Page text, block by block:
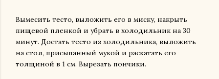
Вымесить тесто, выложить его в миску, накрыть
пищевой пленкой и убрать в холодильник на 30
минут. Достать тесто из холодильника, выложить
на стол, присыпанный мукой и раскатать его
толщиной в 1 см. Вырезать пончики.